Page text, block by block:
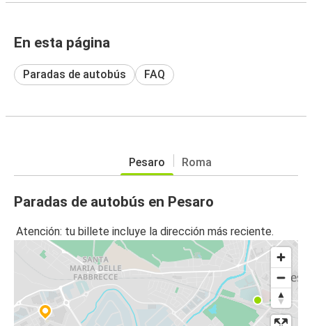
En esta página
Paradas de autobús FAQ
Pesaro Roma
Paradas de autobús en Pesaro
Atención: tu billete incluye la dirección más reciente.